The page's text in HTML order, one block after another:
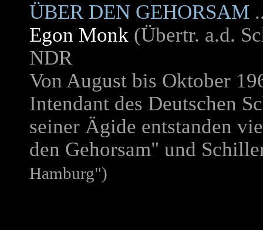
ÜBER DEN GEHORSAM
Egon Monk (Übertr. a.d.
NDR
Von August bis Oktober
Intendant des Deutschen
seiner Ägide entstanden
den Gehorsam" und
Hamburg")